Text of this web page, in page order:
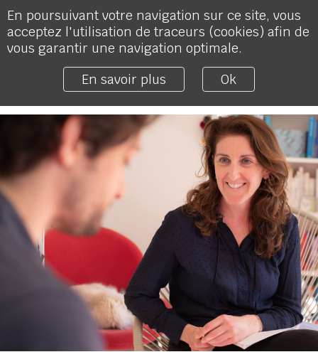
En poursuivant votre navigation sur ce site, vous
acceptez l'utilisation de traceurs (cookies) afin de
vous garantir une navigation optimale.
En savoir plus
Ok